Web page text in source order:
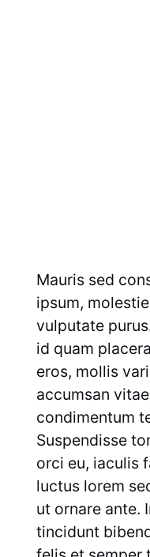
Mauris sed
ipsum,
vulputate
id quam
eros, mollis
accumsan
condimentum
Suspendisse
orci eu, iaculis
luctus lorem
ut ornare ante.
tincidunt